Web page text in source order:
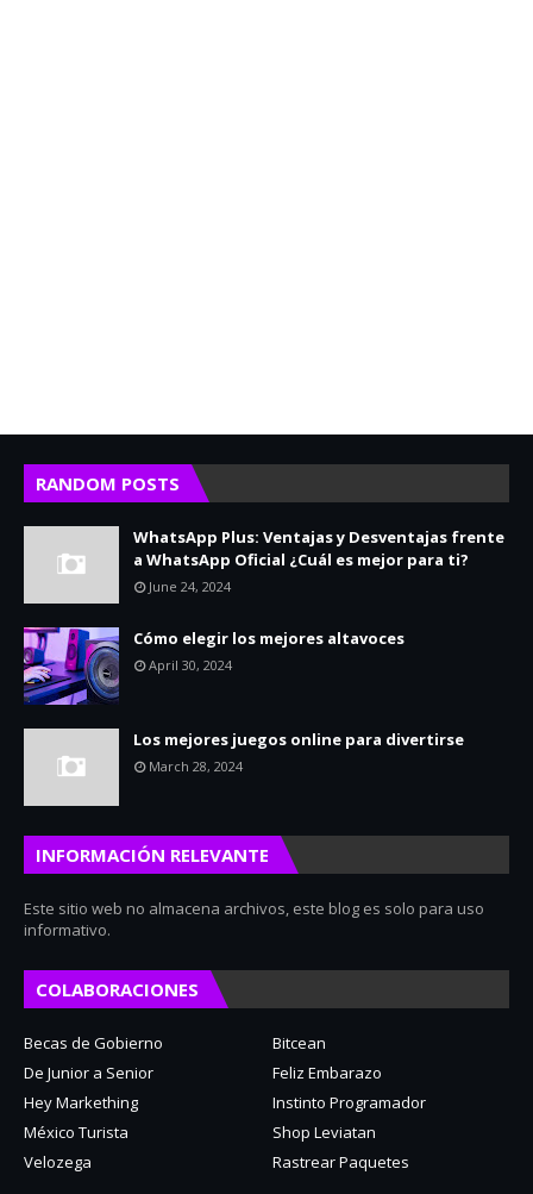
RANDOM POSTS
WhatsApp Plus: Ventajas y Desventajas frente
a WhatsApp Oficial ¿Cuál es mejor para ti?
June 24, 2024
Cómo elegir los mejores altavoces
April 30, 2024
Los mejores juegos online para divertirse
March 28, 2024
INFORMACIÓN RELEVANTE
Este sitio web no almacena archivos, este blog es solo para uso
informativo.
COLABORACIONES
Becas de Gobierno
Bitcean
De Junior a Senior
Feliz Embarazo
Hey Markething
Instinto Programador
México Turista
Shop Leviatan
Velozega
Rastrear Paquetes